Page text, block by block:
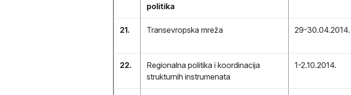
politika
21. Transevropska mreža 29-30.04.2014.
22.
Regionalna politika i koordinacija
strukturnih instrumenata
1-2.10.2014.